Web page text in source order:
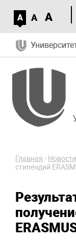
A A A
Главная - Новости
стипендий